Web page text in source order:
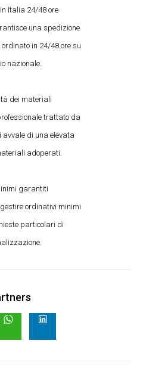
Italia 24/48 ore
una spedizione
ordinato in 24/48 ore su
nazionale.
dei materiali
trattato da
di una elevata
adoperati.
garantiti
ordinativi minimi
particolari di